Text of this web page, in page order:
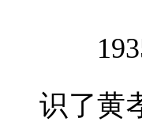
1935
识了黄